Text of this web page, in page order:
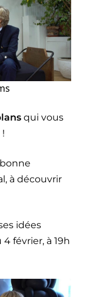
qui vous
à découvrir
idées
février, à 19h